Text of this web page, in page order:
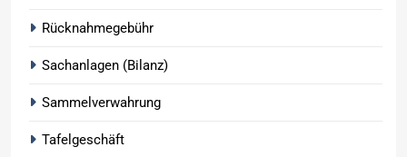
Rücknahmegebühr
Sachanlagen (Bilanz)
Sammelverwahrung
Tafelgeschäft